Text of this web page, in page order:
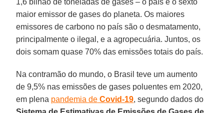
maior emissor de gases do planeta. Os maiores
emissores de carbono no país são o desmatamento,
principalmente o ilegal, e a agropecuária. Juntos, os
dois somam quase 70% das emissões totais do país.
Na contramão do mundo, o Brasil teve um aumento
de 9,5% nas emissões de gases poluentes em 2020,
em plena pandemia de Covid-19, segundo dados do